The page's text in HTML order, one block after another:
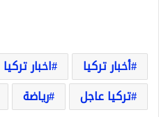
أخبار تركيا اخبار تركيا
تركيا عاجل
رياضة